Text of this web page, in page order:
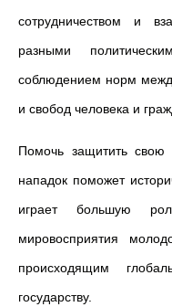
сотрудничеством и
разными
соблюдением норм
и свобод человека и
Помочь защитить свою
нападок поможет
играет большую
мировосприятия
происходящим
государству.